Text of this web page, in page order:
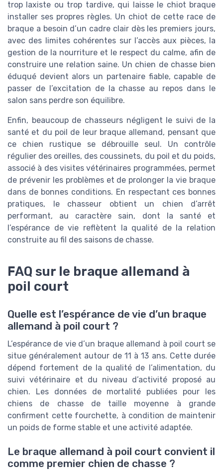
trop laxiste ou trop tardive, qui laisse le chiot braque
installer ses propres règles. Un chiot de cette race de
braque a besoin d’un cadre clair dès les premiers jours,
avec des limites cohérentes sur l’accès aux pièces, la
gestion de la nourriture et le respect du calme, afin de
construire une relation saine. Un chien de chasse bien
éduqué devient alors un partenaire fiable, capable de
passer de l’excitation de la chasse au repos dans le
salon sans perdre son équilibre.
Enfin, beaucoup de chasseurs négligent le suivi de la
santé et du poil de leur braque allemand, pensant que
ce chien rustique se débrouille seul. Un contrôle
régulier des oreilles, des coussinets, du poil et du poids,
associé à des visites vétérinaires programmées, permet
de prévenir les problèmes et de prolonger la vie braque
dans de bonnes conditions. En respectant ces bonnes
pratiques, le chasseur obtient un chien d’arrêt
performant, au caractère sain, dont la santé et
l’espérance de vie reflètent la qualité de la relation
construite au fil des saisons de chasse.
FAQ sur le braque allemand à
poil court
Quelle est l’espérance de vie d’un braque
allemand à poil court ?
L’espérance de vie d’un braque allemand à poil court se
situe généralement autour de 11 à 13 ans. Cette durée
dépend fortement de la qualité de l’alimentation, du
suivi vétérinaire et du niveau d’activité proposé au
chien. Les données de mortalité publiées pour les
chiens de chasse de taille moyenne à grande
confirment cette fourchette, à condition de maintenir
un poids de forme stable et une activité adaptée.
Le braque allemand à poil court convient il
comme premier chien de chasse ?